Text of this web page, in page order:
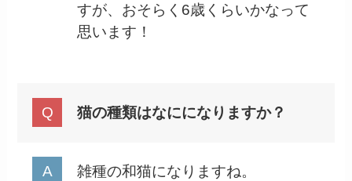
すが、おそらく6歳くらいかなって
思います！
猫の種類はなにになりますか？
雑種の和猫になりますね。